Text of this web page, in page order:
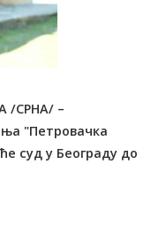
/СРНА/ –
"Петровачка
суд у Београду до